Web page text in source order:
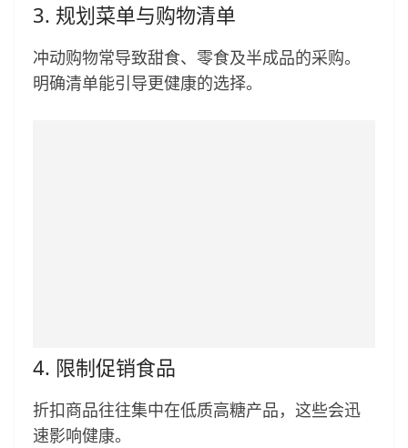
3. 规划菜单与购物清单
冲动购物常导致甜食、零食及半成品的采购。
明确清单能引导更健康的选择。
4. 限制促销食品
折扣商品往往集中在低质高糖产品，这些会迅
速影响健康。